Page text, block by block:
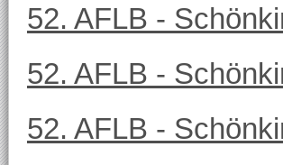
52. AFLB -
52. AFLB -
52. AFLB -